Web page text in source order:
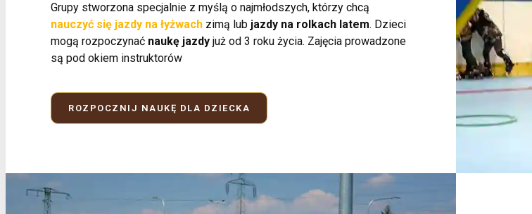
Grupy stworzona specjalnie z myślą o najmłodszych, którzy chcą
nauczyć się jazdy na łyżwach zimą lub jazdy na rolkach latem. Dzieci
mogą rozpoczynać naukę jazdy już od 3 roku życia. Zajęcia prowadzone
są pod okiem instruktorów
ROZPOCZNIJ NAUKĘ DLA DZIECKA